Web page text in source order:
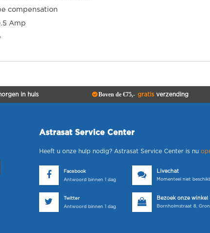
compensation
Amp
in huis Boven de €75,- gratisverzending
Astrasat Service Center
Heeft u onze hulp nodig? Astrasat Service Center is nu
Facebook
Antwoord binnen 1 dag
Livechat
Momenteel niet
Twitter
Antwoord binnen 1 dag
Bezoek onze winkel
Bornholmstraat 8,